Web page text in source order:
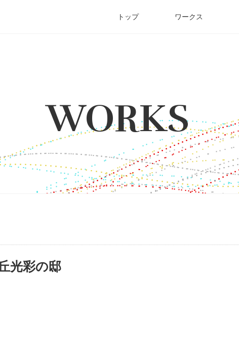
トップ ワークス
WORKS
光彩の邸